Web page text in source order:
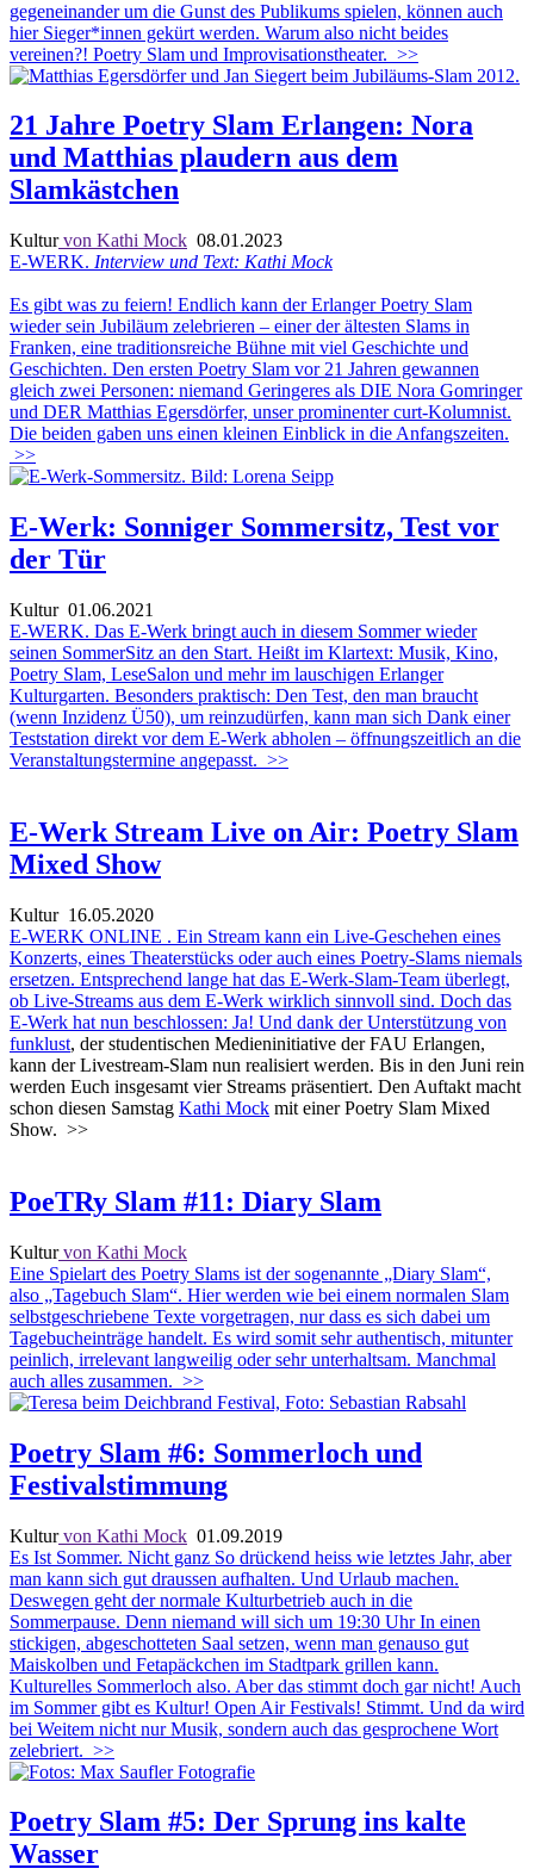
gegeneinander um die Gunst des Publikums spielen, können auch
hier Sieger*innen gekürt werden. Warum also nicht beides
vereinen?! Poetry Slam und Improvisationstheater. >>
21 Jahre Poetry Slam Erlangen: Nora
und Matthias plaudern aus dem
Slamkästchen
Kulturvon Kathi Mock 08.01.2023
E-WERK. Interview und Text: Kathi Mock
Es gibt was zu feiern! Endlich kann der Erlanger Poetry Slam
wieder sein Jubiläum zelebrieren – einer der ältesten Slams in
Franken, eine traditionsreiche Bühne mit viel Geschichte und
Geschichten. Den ersten Poetry Slam vor 21 Jahren gewannen
gleich zwei Personen: niemand Geringeres als DIE Nora Gomringer
und DER Matthias Egersdörfer, unser prominenter curt-Kolumnist.
Die beiden gaben uns einen kleinen Einblick in die Anfangszeiten.
>>
E-Werk: Sonniger Sommersitz, Test vor
der Tür
Kultur01.06.2021
E-WERK. Das E-Werk bringt auch in diesem Sommer wieder
seinen SommerSitz an den Start. Heißt im Klartext: Musik, Kino,
Poetry Slam, LeseSalon und mehr im lauschigen Erlanger
Kulturgarten. Besonders praktisch: Den Test, den man braucht
(wenn Inzidenz Ü50), um reinzudürfen, kann man sich Dank einer
Teststation direkt vor dem E-Werk abholen – öffnungszeitlich an die
Veranstaltungstermine angepasst. >>
E-Werk Stream Live on Air: Poetry Slam
Mixed Show
Kultur16.05.2020
E-WERK ONLINE . Ein Stream kann ein Live-Geschehen eines
Konzerts, eines Theaterstücks oder auch eines Poetry-Slams niemals
ersetzen. Entsprechend lange hat das E-Werk-Slam-Team überlegt,
ob Live-Streams aus dem E-Werk wirklich sinnvoll sind. Doch das
E-Werk hat nun beschlossen: Ja! Und dank der Unterstützung von
funklust, der studentischen Medieninitiative der FAU Erlangen,
kann der Livestream-Slam nun realisiert werden. Bis in den Juni rein
werden Euch insgesamt vier Streams präsentiert. Den Auftakt macht
schon diesen Samstag Kathi Mock mit einer Poetry Slam Mixed
Show. >>
PoeTRy Slam #11: Diary Slam
Kulturvon Kathi Mock
Eine Spielart des Poetry Slams ist der sogenannte „Diary Slam“,
also „Tagebuch Slam“. Hier werden wie bei einem normalen Slam
selbstgeschriebene Texte vorgetragen, nur dass es sich dabei um
Tagebucheinträge handelt. Es wird somit sehr authentisch, mitunter
peinlich, irrelevant langweilig oder sehr unterhaltsam. Manchmal
auch alles zusammen. >>
Poetry Slam #6: Sommerloch und
Festivalstimmung
Kulturvon Kathi Mock 01.09.2019
Es Ist Sommer. Nicht ganz So drückend heiss wie letztes Jahr, aber
man kann sich gut draussen aufhalten. Und Urlaub machen.
Deswegen geht der normale Kulturbetrieb auch in die
Sommerpause. Denn niemand will sich um 19:30 Uhr In einen
stickigen, abgeschotteten Saal setzen, wenn man genauso gut
Maiskolben und Fetapäckchen im Stadtpark grillen kann.
Kulturelles Sommerloch also. Aber das stimmt doch gar nicht! Auch
im Sommer gibt es Kultur! Open Air Festivals! Stimmt. Und da wird
bei Weitem nicht nur Musik, sondern auch das gesprochene Wort
zelebriert. >>
Poetry Slam #5: Der Sprung ins kalte
Wasser